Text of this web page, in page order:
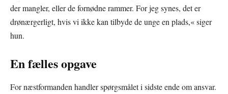
der mangler, eller de fornødne rammer. For jeg synes, det er
drønærgerligt, hvis vi ikke kan tilbyde de unge en plads,« siger
hun.
En fælles opgave
For næstformanden handler spørgsmålet i sidste ende om ansvar.